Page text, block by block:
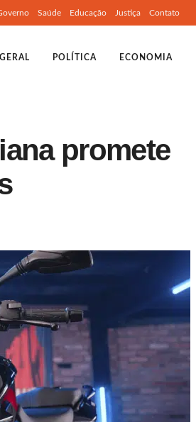
Saúde Educação Justiça Contato
GERAL POLÍTICA ECONOMIA
promete